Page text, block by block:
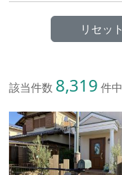
リセット
該当件数 8,319 件中